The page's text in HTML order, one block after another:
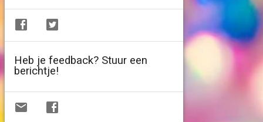
Heb je feedback? Stuur een
berichtje!